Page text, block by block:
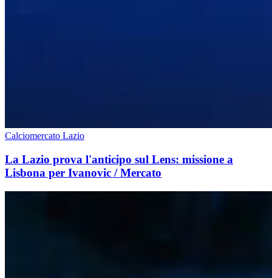
Calciomercato Lazio
La Lazio prova l'anticipo sul Lens: missione a
Lisbona per Ivanovic / Mercato